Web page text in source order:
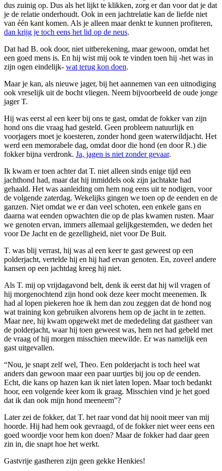
dus zuinig op. Dus als het lijkt te klikken, zorg er dan voor dat je dat
je de relatie onderhoudt. Ook in een jachtrelatie kan de liefde niet
van één kant komen. Als je alleen maar denkt te kunnen profiteren,
dan krijg je toch eens het lid op de neus.
Dat had B. ook door, niet uitberekening, maar gewoon, omdat het
een goed mens is. En hij wist mij ook te vinden toen hij -het was in
zijn ogen eindelijk- wat terug kon doen.
Maar je kan, als nieuwe jager, bij het aannemen van een uitnodiging
ook vreselijk uit de bocht vliegen. Neem bijvoorbeeld de oude jonge
jager T.
Hij was eerst al een keer bij ons te gast, omdat de fokker van zijn
hond ons die vraag had gesteld. Geen probleem natuurlijk en
voorjagers moet je koesteren, zonder hond geen waterwildjacht. Het
werd een memorabele dag, omdat door die hond (en door R.) die
fokker bijna verdronk. Ja, jagen is niet zonder gevaar.
Ik kwam er toen achter dat T. niet alleen sinds enige tijd een
jachthond had, maar dat hij inmiddels ook zijn jachtakte had
gehaald. Het was aanleiding om hem nog eens uit te nodigen, voor
de volgende zaterdag. Wekelijks gingen we toen op de eenden en de
ganzen. Niet omdat we er dan veel schoten, een enkele gans en
daarna wat eenden opwachten die op de plas kwamen rusten. Maar
we genoten ervan, immers allemaal gelijkgestemden, we deden het
voor De Jacht en de gezelligheid, niet voor De Buit.
T. was blij verrast, hij was al een keer te gast geweest op een
polderjacht, vertelde hij en hij had ervan genoten. En, zoveel andere
kansen op een jachtdag kreeg hij niet.
Als T. mij op vrijdagavond belt, denk ik eerst dat hij wil vragen of
hij morgenochtend zijn hond ook deze keer mocht meenemen. Ik
had al lopen piekeren hoe ik hem dan zou zeggen dat de hond nog
wat training kon gebruiken alvorens hem op de jacht in te zetten.
Maar nee, hij kwam opgewekt met de mededeling dat gastheer van
de polderjacht, waar hij toen geweest was, hem net had gebeld met
de vraag of hij morgen misschien meewilde. Er was namelijk een
gast uitgevallen.
“Nou, je snapt zelf wel, Theo. Een polderjacht is toch heel wat
anders dan gewoon maar een paar uurtjes bij jou op de eenden.
Echt, die kans op hazen kan ik niet laten lopen. Maar toch bedankt
hoor, een volgende keer kom ik graag. Misschien vind je het goed
dat ik dan ook mijn hond meeneem”?
Later zei de fokker, dat T. het raar vond dat hij nooit meer van mij
hoorde. Hij had hem ook gevraagd, of de fokker niet weer eens een
goed woordje voor hem kon doen? Maar de fokker had daar geen
zin in, die snapt hoe het werkt.
Gastvrije gastheren zijn geen gekke Henkies!